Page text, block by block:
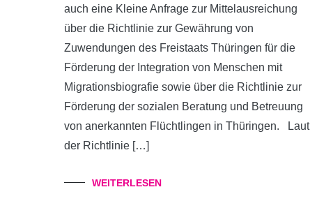
auch eine Kleine Anfrage zur Mittelausreichung
über die Richtlinie zur Gewährung von
Zuwendungen des Freistaats Thüringen für die
Förderung der Integration von Menschen mit
Migrationsbiografie sowie über die Richtlinie zur
Förderung der sozialen Beratung und Betreuung
von anerkannten Flüchtlingen in Thüringen. Laut
der Richtlinie […]
WEITERLESEN